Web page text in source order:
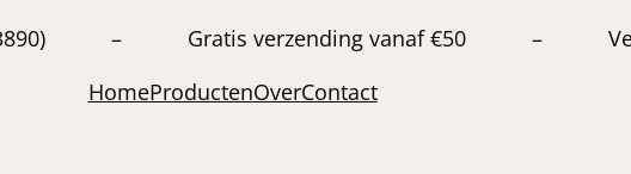
– Gratis verzending vanaf €50 –
HomeProductenOverContact